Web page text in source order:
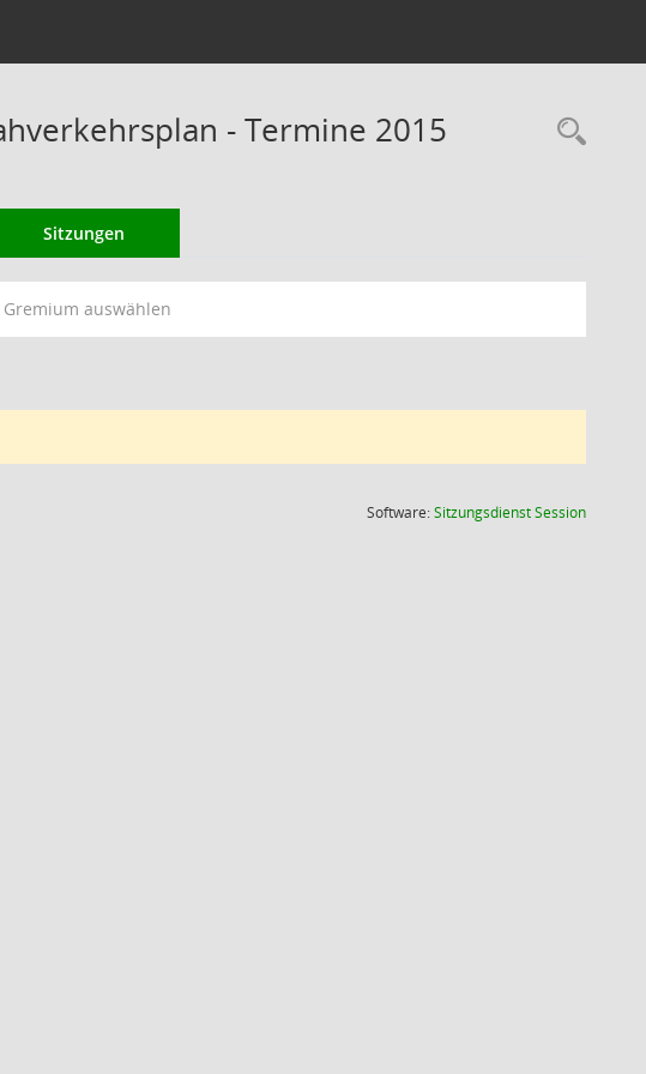
- Termine 2015
Sitzungen
Gremium auswählen
Software:SitzungsdienstSession(Wird in